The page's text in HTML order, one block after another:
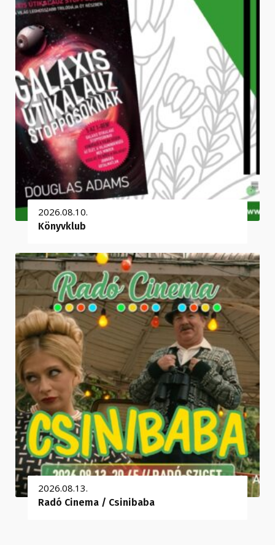
2026.08.10.
Könyvklub
2026.08.13.
Radó Cinema / Csinibaba